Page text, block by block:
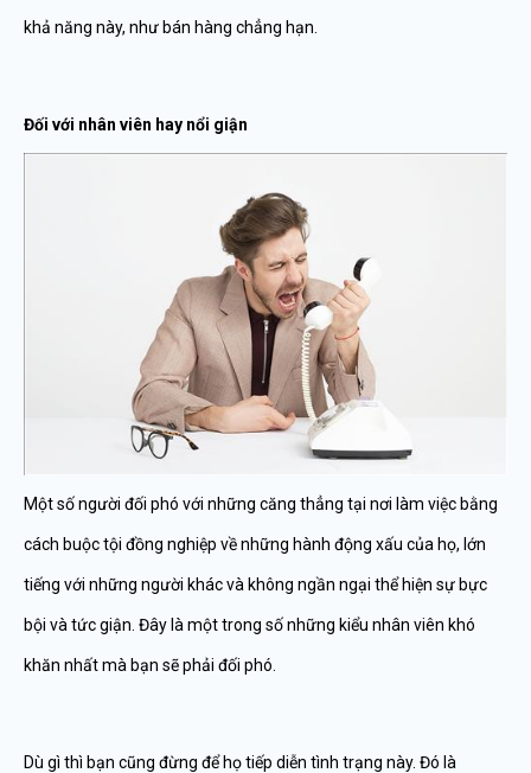
khả năng này, như bán hàng chẳng hạn.
Đối với nhân viên hay nổi giận
Một số người đối phó với những căng thẳng tại nơi làm việc bằng
cách buộc tội đồng nghiệp về những hành động xấu của họ, lớn
tiếng với những người khác và không ngần ngại thể hiện sự bực
bội và tức giận. Đây là một trong số những kiểu nhân viên khó
khăn nhất mà bạn sẽ phải đối phó.
Dù gì thì bạn cũng đừng để họ tiếp diễn tình trạng này. Đó là